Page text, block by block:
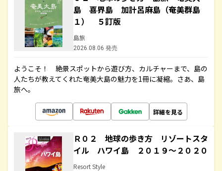
島 喜界島 加計呂麻島（奄美群島
１） ５訂版
島旅
2026.08.06 発売
ようこそ！ 絶景スポットから遊び方、カルチャーまで、島の
人たちが教えてくれた奄美大島の魅力を1冊に凝縮。さあ、島
旅へ。
詳細を見る
Ｒ０２ 地球の歩き方 リゾートスタ
イル ハワイ島 ２０１９～２０２０
Resort Style